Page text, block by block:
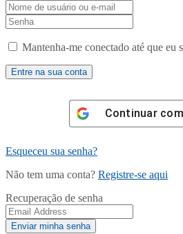
Mantenha-me conectado até que eu
Continuar com
Esqueceu sua senha?
Não tem uma conta? Registre-se aqui
Recuperação de senha